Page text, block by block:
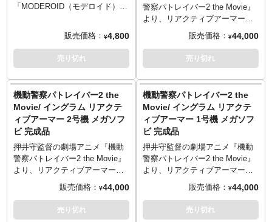
ツにより、組み立てるだけでイ
版それぞれに使用された各部マ
ーキング再現用の水転写デカー
ルが付属します。
ツおよび水転写デカールより、
組み立てるだけでイメージに近
※画像は塗装済みの完成見本で
す。実際の商品とは異なりま
「MODEROID（モデロイド）」
イバー』のイングラムの量産を
目的とした試作レイバー「AVS-
98エコノミー」がプラモデル
化！頭部、胸部キャノピーには
ド、各種交換用手首、劇中未使
用のオリジナル装備として6連装
リボルバーカノン、対レイバー
用スタンスティック（長・短）
が付属。各成形色、彩色済みパ
ーツおよび水転写デカールよ
り、組み立てるだけでイメージ
に近い色分けを再現！
す。実際の商品とは異なりま
す。
©HEADGEAR
販売価格： ¥4,800
売り切れ
警察パトレイバー2 the Movie』
より、リアクティブアーマーを
装備したイングラム3号機が海洋
堂のメガソフビとして登場で
す。防御性能を高めた反応装
甲、リアクティブアーマー装備
センチで立体化。大ボリューム
だからこそ表現できる細部のデ
ィテールや塗装表現はみごとで
す。スマートな印象のデザイン
である3号機。カーキ色の装甲が
追加され、よりミリタリーライ
クになった機体をじっくりとご
堪能ください。
販売価格： ¥44,000
売り切れ
機動警察パトレイバー2 the
Movie/ イングラム リアクテ
ィブアーマー 2号機 メガソフ
ビ 完成品
押井守監督の劇場アニメ『機動
警察パトレイバー2 the Movie』
より、リアクティブアーマーを
装備したイングラム2号機が海洋
堂のメガソフビとして登場で
す。防御性能を高めた反応装
甲、リアクティブアーマー装備
販売価格： ¥44,000
売り切れ
機動警察パトレイバー2 the
Movie/ イングラム リアクテ
ィブアーマー 1号機 メガソフ
ビ 完成品
押井守監督の劇場アニメ『機動
警察パトレイバー2 the Movie』
より、リアクティブアーマーを
装備したイングラム1号機が海洋
堂のメガソフビとして登場で
す。防御性能を高めた反応装
甲、リアクティブアーマー装備
販売価格： ¥44,000
売り切れ